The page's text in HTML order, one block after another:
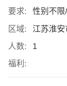
要求:
性别不
区域:
江苏淮
人数:
1
福利: